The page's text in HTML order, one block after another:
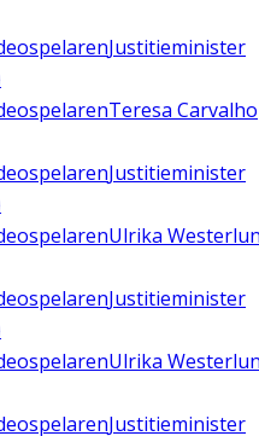
Justitieminister
Teresa Carvalho
Justitieminister
Ulrika
Justitieminister
Ulrika
Justitieminister